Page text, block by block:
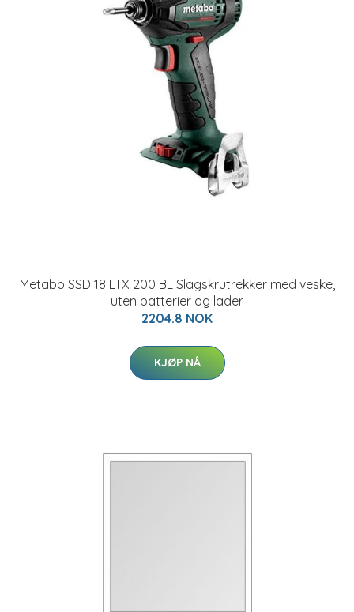
Metabo SSD 18 LTX 200 BL Slagskrutrekker med veske,
uten batterier og lader
2204.8 NOK
KJØP NÅ